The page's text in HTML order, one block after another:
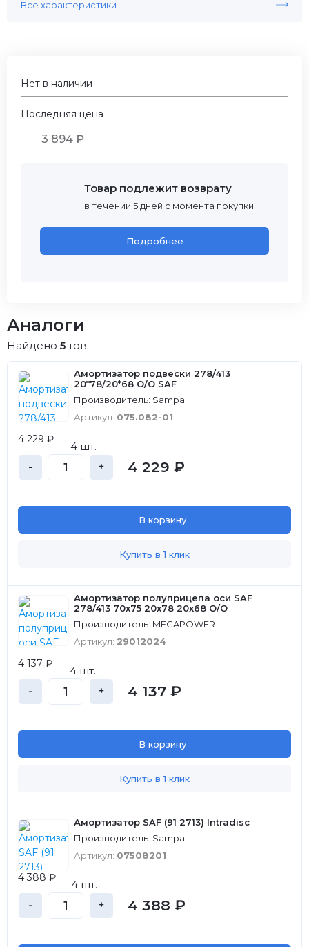
Все характеристики
Нет в наличии
Последняя цена
3 894 ₽
Товар подлежит возврату
в течении 5 дней с момента покупки
Подробнее
Аналоги
Найдено 5 тов.
Амортизатор подвески 278/413
20*78/20*68 O/O SAF
Производитель: Sampa
Артикул: 075.082-01
4 229 ₽
4 шт.
- + 4 229 ₽
В корзину
Купить в 1 клик
Амортизатор полуприцепа оси SAF
278/413 70х75 20х78 20х68 О/О
Производитель: MEGAPOWER
Артикул: 29012024
4 137 ₽
4 шт.
- + 4 137 ₽
В корзину
Купить в 1 клик
Амортизатор SAF (91 2713) Intradisc
Производитель: Sampa
Артикул: 07508201
4 388 ₽
4 шт.
- + 4 388 ₽